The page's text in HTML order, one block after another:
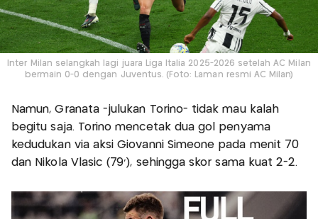
Inter Milan selangkah lagi juara Liga Italia 2025-2026 setelah AC Milan
bermain 0-0 dengan Juventus. (Foto: Laman resmi AC Milan)
Namun, Granata -julukan Torino- tidak mau kalah
begitu saja. Torino mencetak dua gol penyama
kedudukan via aksi Giovanni Simeone pada menit 70
dan Nikola Vlasic (79’), sehingga skor sama kuat 2-2.